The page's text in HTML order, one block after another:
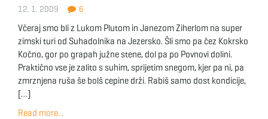
12. 1. 2009 6
Včeraj smo bli z Lukom Plutom in Janezom Ziherlom na super
zimski turi od Suhadolnika na Jezersko. Šli smo pa čez Kokrsko
Kočno, gor po grapah južne stene, dol pa po Povnovi dolini.
Praktično vse je zalito s suhim, sprijetim snegom, kjer pa ni, pa
zmrznjena ruša še bolš cepine drži. Rabiš samo dost kondicije,
[…]
Read more...